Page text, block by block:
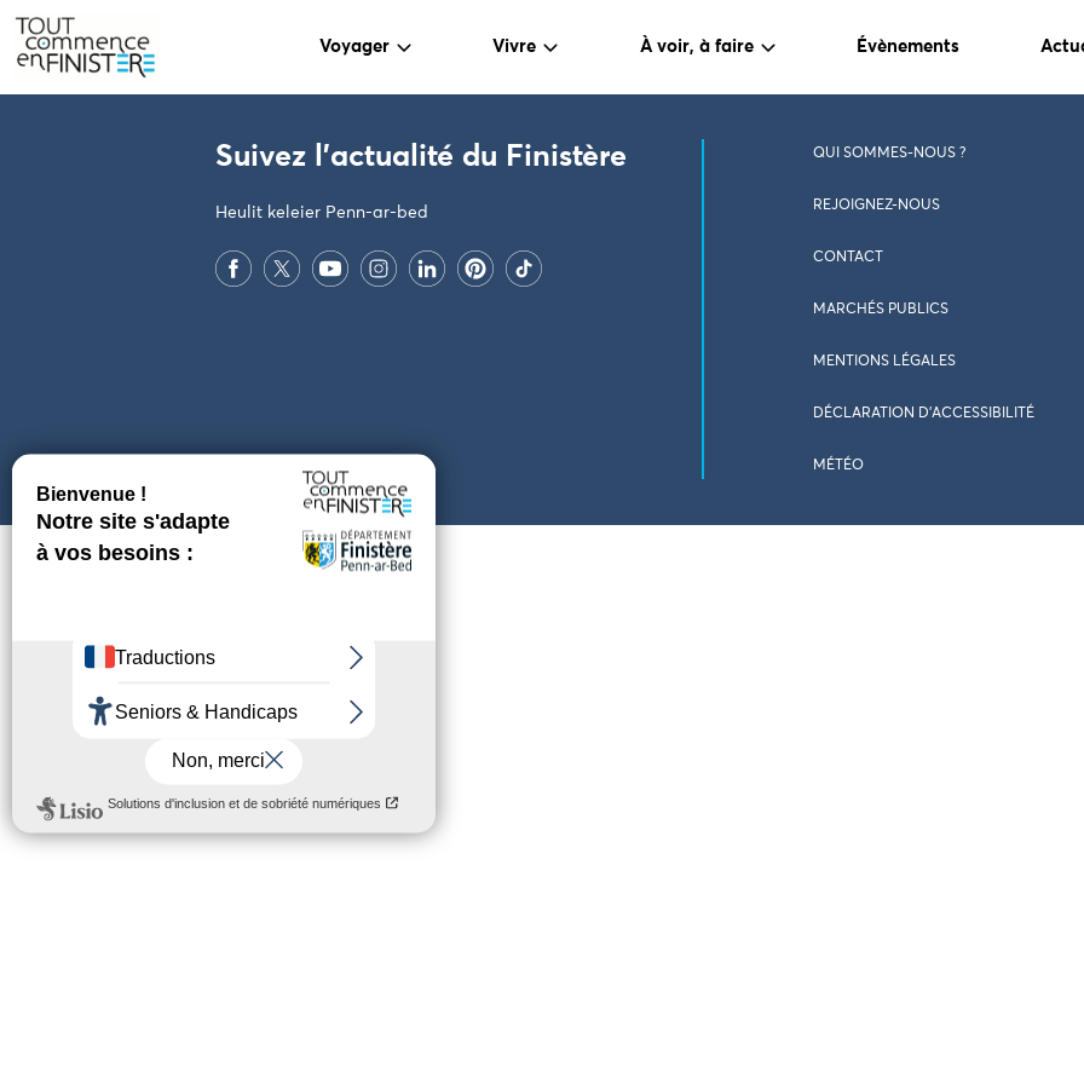
Voyager Vivre À voir, à faire Évènements
PARAMÈTRES DES COOKIES
Suivez l'actualité du Finistère
Heulit keleier Penn-ar-bed
QUI SOMMES-NOUS ?
REJOIGNEZ-NOUS
CONTACT
MARCHÉS PUBLICS
MENTIONS LÉGALES
DÉCLARATION D’ACCESSIBILITÉ
MÉTÉO